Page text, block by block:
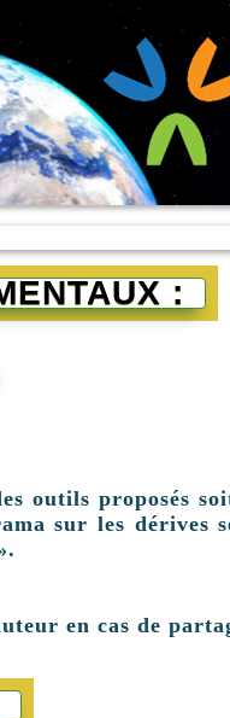
:
outils proposés
sur les dérives
en cas de